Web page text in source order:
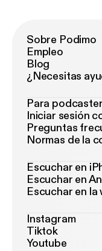
Sobre Podimo
Empleo
Blog
¿Necesitas
Para
Iniciar sesión
Preguntas
Normas de la
Escuchar en
Escuchar en
Escuchar en la
Instagram
Tiktok
Youtube